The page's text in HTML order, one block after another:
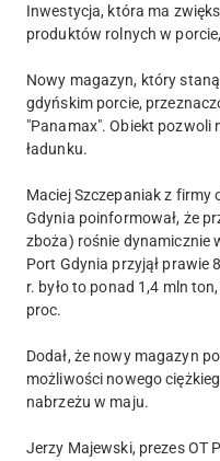
Inwestycja, która ma
produktów rolnych w
Nowy magazyn, który
gdyńskim porcie,
"Panamax". Obiekt pozwoli
ładunku.
Maciej Szczepaniak z firmy
Gdynia poinformował, że
zboża) rośnie dynamicznie
Port Gdynia przyjął prawie
r. było to ponad 1,4 mln
proc.
Dodał, że nowy magazyn
możliwości nowego
nabrzeżu w maju.
Jerzy Majewski, prezes OT